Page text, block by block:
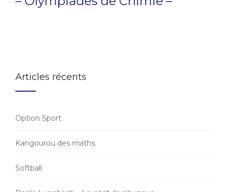
Articles récents
Option Sport
Kangourou des maths
Softball